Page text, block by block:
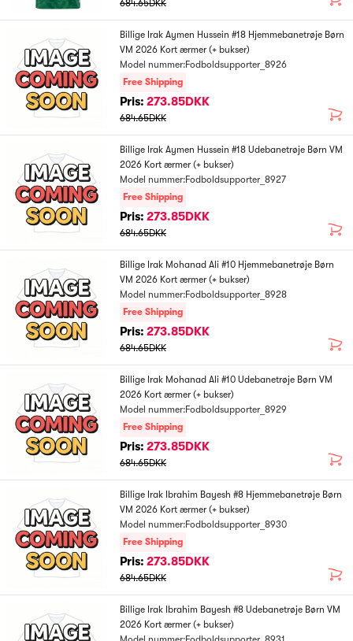
684.65DKK
Billige Irak Aymen Hussein #18 Hjemmebanetrøje Børn
VM 2026 Kort ærmer (+ bukser)
Model nummer:Fodboldsupporter_8926
Free Shipping
Pris: 273.85DKK
684.65DKK
Billige Irak Aymen Hussein #18 Udebanetrøje Børn VM
2026 Kort ærmer (+ bukser)
Model nummer:Fodboldsupporter_8927
Free Shipping
Pris: 273.85DKK
684.65DKK
Billige Irak Mohanad Ali #10 Hjemmebanetrøje Børn
VM 2026 Kort ærmer (+ bukser)
Model nummer:Fodboldsupporter_8928
Free Shipping
Pris: 273.85DKK
684.65DKK
Billige Irak Mohanad Ali #10 Udebanetrøje Børn VM
2026 Kort ærmer (+ bukser)
Model nummer:Fodboldsupporter_8929
Free Shipping
Pris: 273.85DKK
684.65DKK
Billige Irak Ibrahim Bayesh #8 Hjemmebanetrøje Børn
VM 2026 Kort ærmer (+ bukser)
Model nummer:Fodboldsupporter_8930
Free Shipping
Pris: 273.85DKK
684.65DKK
Billige Irak Ibrahim Bayesh #8 Udebanetrøje Børn VM
2026 Kort ærmer (+ bukser)